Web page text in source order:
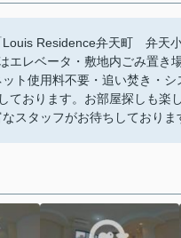
Residence弁天町 弁天
レベータ・敷地内ごみ置き
ト使用料不要・追い焚き・
おります。お部屋探しも楽
スタッフがお待ちしておりま